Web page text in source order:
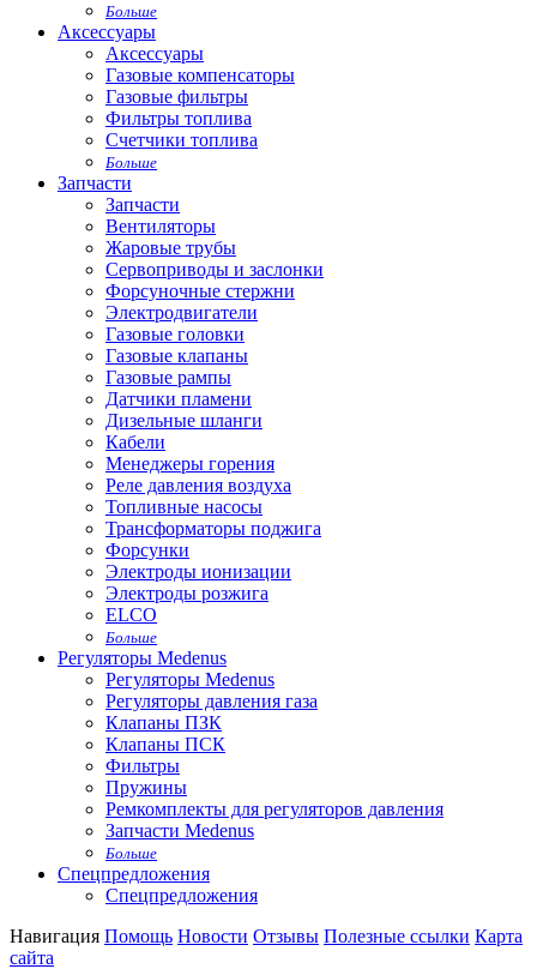
Больше
Аксессуары
Аксессуары
Газовые компенсаторы
Газовые фильтры
Фильтры топлива
Счетчики топлива
Больше
Запчасти
Запчасти
Вентиляторы
Жаровые трубы
Сервоприводы и заслонки
Форсуночные стержни
Электродвигатели
Газовые головки
Газовые клапаны
Газовые рампы
Датчики пламени
Дизельные шланги
Кабели
Менеджеры горения
Реле давления воздуха
Топливные насосы
Трансформаторы поджига
Форсунки
Электроды ионизации
Электроды розжига
ELCO
Больше
Регуляторы Medenus
Регуляторы Medenus
Регуляторы давления газа
Клапаны ПЗК
Клапаны ПСК
Фильтры
Пружины
Ремкомплекты для регуляторов давления
Запчасти Medenus
Больше
Спецпредложения
Спецпредложения
Навигация Помощь Новости Отзывы Полезные ссылки Карта
сайта